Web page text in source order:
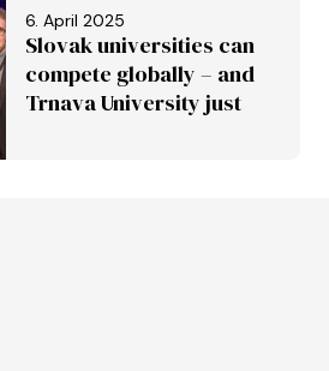
World Heritage List
6. April 2025
Slovak universities can
compete globally – and
Trnava University just